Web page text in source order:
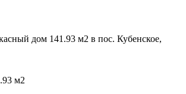
дом 141.93 м2 в пос. Кубенское,
м2